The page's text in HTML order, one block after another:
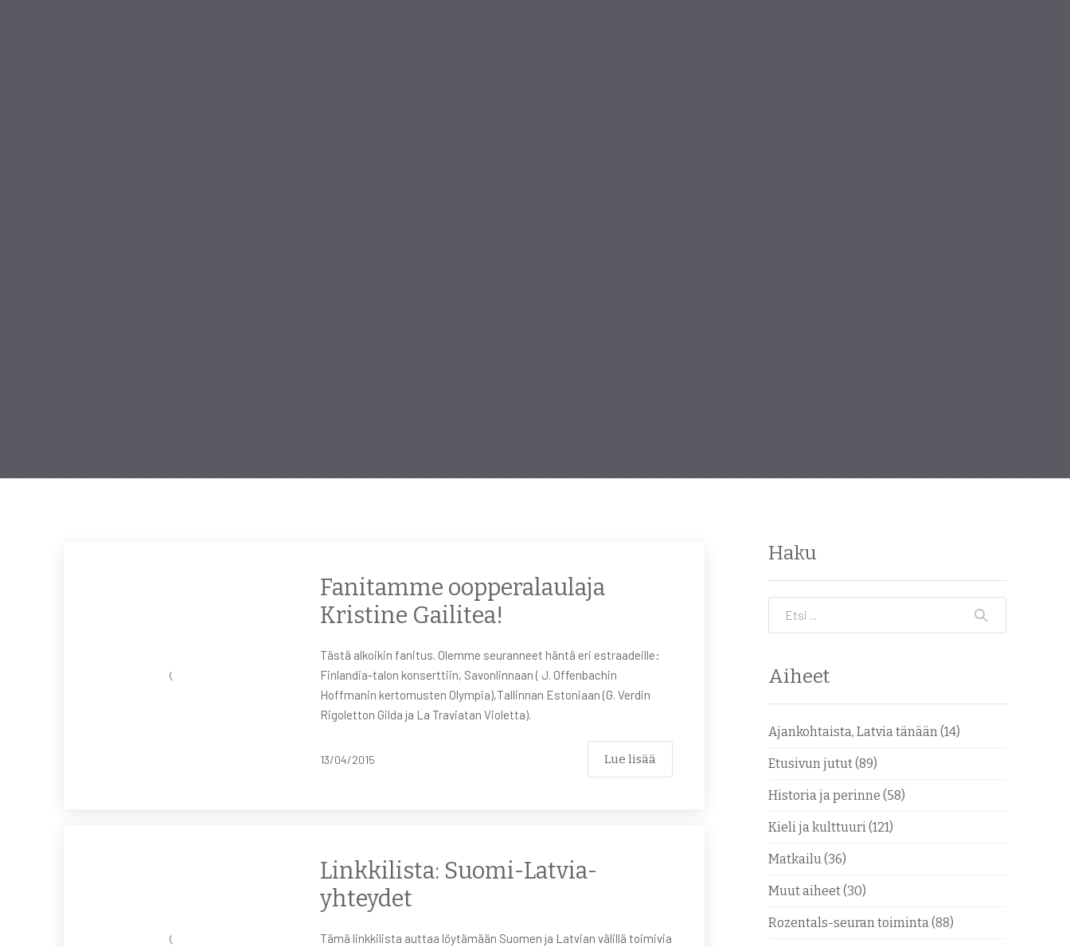
Fanitamme oopperalaulaja
Kristine Gailitea!
Tästä alkoikin fanitus. Olemme seuranneet häntä eri estraadeille:
Finlandia-talon konserttiin, Savonlinnaan ( J. Offenbachin
Hoffmanin kertomusten Olympia),Tallinnan Estoniaan (G. Verdin
Rigoletton Gilda ja La Traviatan Violetta).
13/04/2015 Lue lisää
Linkkilista: Suomi-Latvia-
yhteydet
Tämä linkkilista auttaa löytämään Suomen ja Latvian välillä toimivia
Haku
Etsi
Aiheet
Ajankohtaista, Latvia tänään(14)
Etusivun jutut(89)
Historia ja perinne (58)
Kieli ja kulttuuri(121)
Matkailu(36)
Muut aiheet(30)
Rozentals-seuran toiminta(88)